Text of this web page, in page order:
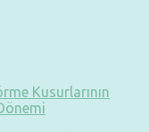
Kusurlarının